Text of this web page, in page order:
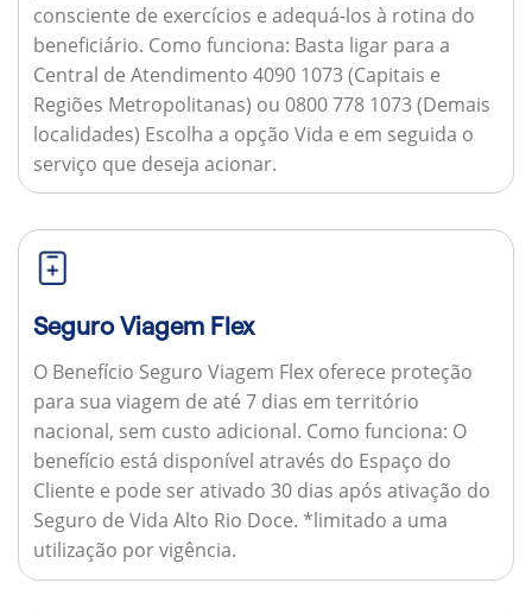
consciente de exercícios e adequá-los à rotina do
beneficiário. Como funciona: Basta ligar para a
Central de Atendimento 4090 1073 (Capitais e
Regiões Metropolitanas) ou 0800 778 1073 (Demais
localidades) Escolha a opção Vida e em seguida o
serviço que deseja acionar.
Seguro Viagem Flex
O Benefício Seguro Viagem Flex oferece proteção
para sua viagem de até 7 dias em território
nacional, sem custo adicional. Como funciona: O
benefício está disponível através do Espaço do
Cliente e pode ser ativado 30 dias após ativação do
Seguro de Vida Alto Rio Doce. *limitado a uma
utilização por vigência.